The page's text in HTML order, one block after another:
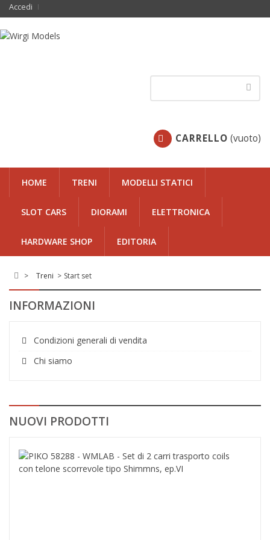
Accedi
CARRELLO (vuoto)
HOME TRENI MODELLI STATICI
SLOT CARS DIORAMI ELETTRONICA
HARDWARE SHOP EDITORIA
> Treni > Start set
INFORMAZIONI
Condizioni generali di vendita
Chi siamo
NUOVI PRODOTTI